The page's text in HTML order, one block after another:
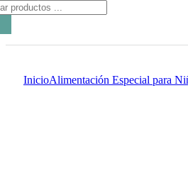
InicioAlimentación Especial para